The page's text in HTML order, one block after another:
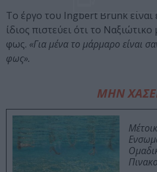
Το έργο του Ingbert Brunk είναι
ίδιος πιστεύει ότι το
φως. «Για μένα το μάρμαρο είναι
φως».
ΜΗΝ